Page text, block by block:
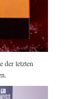
der letzten